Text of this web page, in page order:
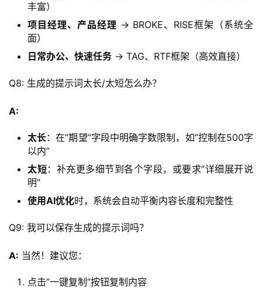
丰富）
项目经理、产品经理 → BROKE、RISE框架（系统全
面）
日常办公、快速任务 → TAG、RTF框架（高效直接）
Q8: 生成的提示词太长/太短怎么办？
A:
太长：在”期望”字段中明确字数限制，如”控制在500字
以内”
太短：补充更多细节到各个字段，或要求”详细展开说
明”
使用AI优化时，系统会自动平衡内容长度和完整性
Q9: 我可以保存生成的提示词吗？
A: 当然！建议您：
点击”一键复制”按钮复制内容